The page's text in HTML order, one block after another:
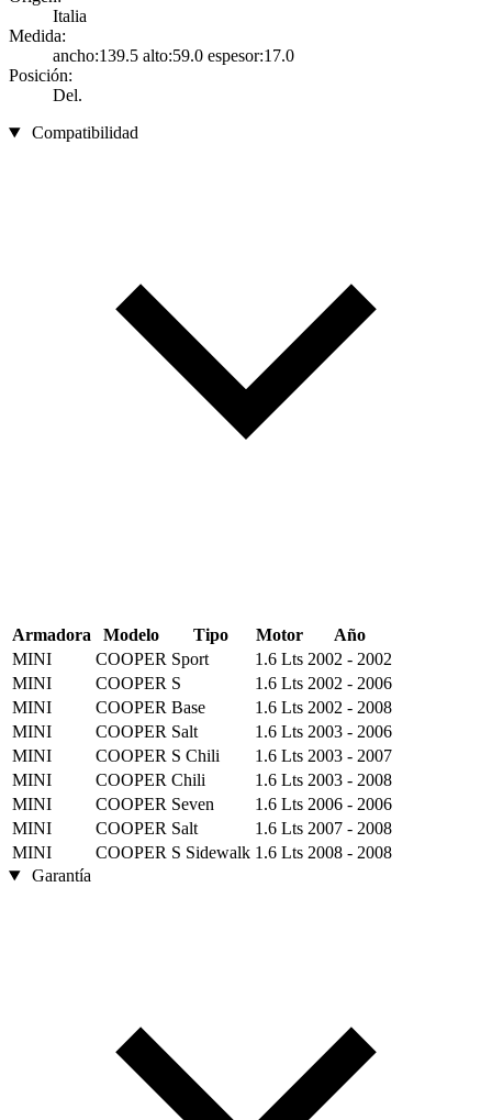
Italia
Medida:
ancho:139.5 alto:59.0 espesor:17.0
Posición:
Del.
Compatibilidad
Armadora Modelo Tipo Motor
Año
MINI
COOPER Sport 1.6 Lts 2002 - 2002
MINI
COOPER S 1.6 Lts 2002 - 2006
MINI
COOPER Base 1.6 Lts 2002 - 2008
MINI
COOPER Salt 1.6 Lts 2003 - 2006
MINI
COOPER S Chili 1.6 Lts 2003 - 2007
MINI
COOPER Chili 1.6 Lts 2003 - 2008
MINI
COOPER Seven 1.6 Lts 2006 - 2006
MINI
COOPER Salt 1.6 Lts 2007 - 2008
MINI
COOPER S Sidewalk 1.6 Lts 2008 - 2008
Garantía